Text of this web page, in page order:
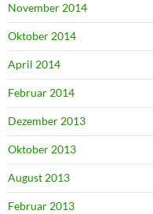
November 2014
Oktober 2014
April 2014
Februar 2014
Dezember 2013
Oktober 2013
August 2013
Februar 2013